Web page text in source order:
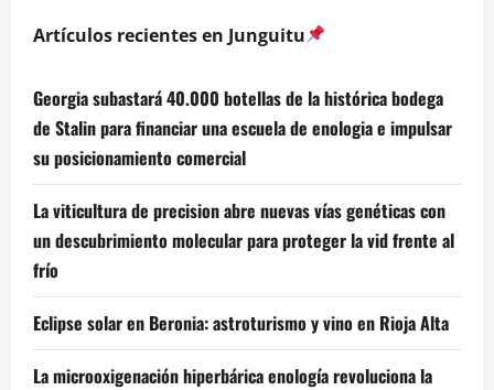
Artículos recientes en Junguitu
Georgia subastará 40.000 botellas de la histórica bodega
de Stalin para financiar una escuela de enologia e impulsar
su posicionamiento comercial
La viticultura de precision abre nuevas vías genéticas con
un descubrimiento molecular para proteger la vid frente al
frío
Eclipse solar en Beronia: astroturismo y vino en Rioja Alta
La microoxigenación hiperbárica enología revoluciona la